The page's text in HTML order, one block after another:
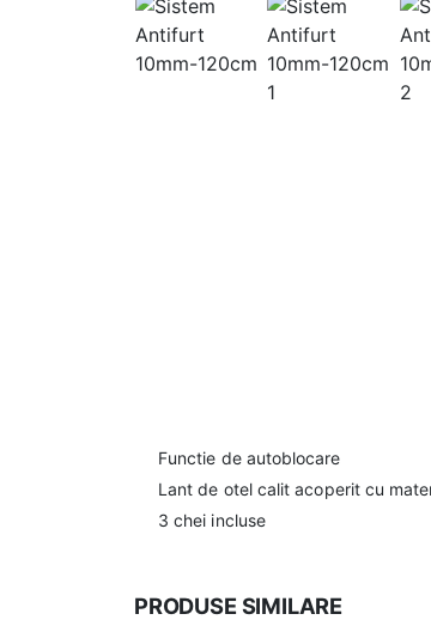
Functie de autoblocare
Lant de otel calit acoperit cu
3 chei incluse
PRODUSE SIMILARE